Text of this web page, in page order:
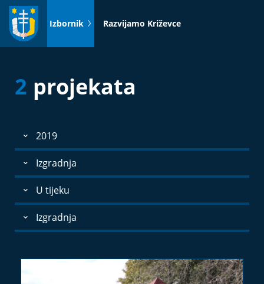
Idi
sadržaj
Izbornik Razvijamo Križevce
2 projekata
2019
Izgradnja
U tijeku
Izgradnja